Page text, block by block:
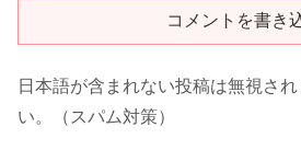
コメントを書き
日本語が含まれない投稿は無視さ
い。（スパム対策）